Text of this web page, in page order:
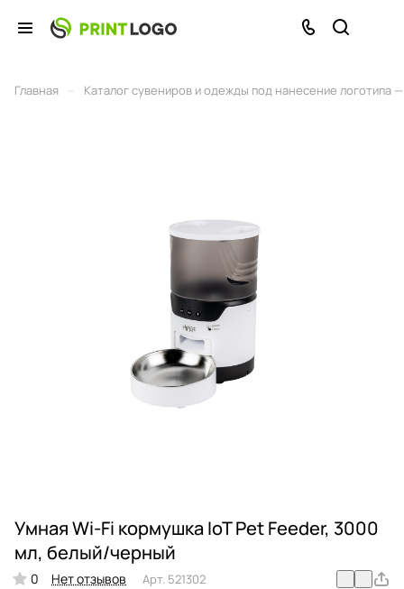
Главная Каталог сувениров и одежды под нанесение логотипа
Умная Wi-Fi кормушка IoT Pet Feeder, 3000
мл, белый/черный
0 Нет отзывов Арт. 521302